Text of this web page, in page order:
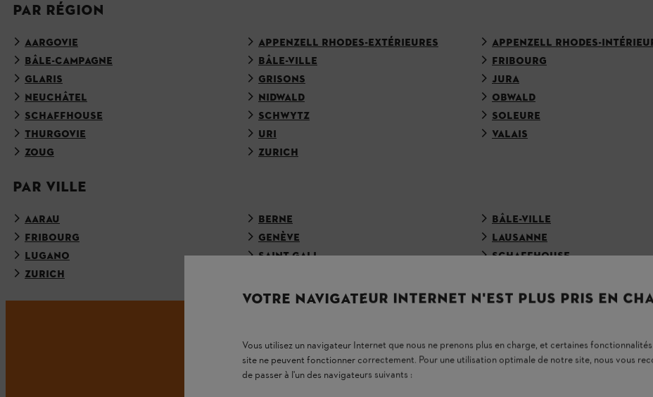
PAR RÉGION
AARGOVIE APPENZELL RHODES-EXTÉRIEURES APPENZELL RHODES-
BÂLE-CAMPAGNE
BÂLE-VILLE FRIBOURG
GLARIS
GRISONS JURA
NEUCHÂTEL
NIDWALD OBWALD
SCHAFFHOUSE
SCHWYTZ SOLEURE
THURGOVIE
URI VALAIS
ZOUG
ZURICH
PAR VILLE
AARAU BERNE BÂLE-VILLE
FRIBOURG
GENÈVE LAUSANNE
LUGANO
SAINT-GALL SCHAFFHOUSE
ZURICH
NE RATEZ PLUS RIEN GRÂCE À LA NEWSLETTER STIHL!
VOTRE NAVIGATEUR INTERNET N'EST PLUS PRIS EN
Vous utilisez un navigateur Internet que nous ne prenons plus en charge, et certaines
site ne peuvent fonctionner correctement. Pour une utilisation optimale de notre site, nous vous
de passer à l'un des navigateurs suivants :